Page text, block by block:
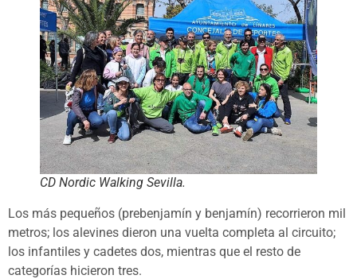
CD Nordic Walking Sevilla.
Los más pequeños (prebenjamín y benjamín) recorrieron mil
metros; los alevines dieron una vuelta completa al circuito;
los infantiles y cadetes dos, mientras que el resto de
categorías hicieron tres.